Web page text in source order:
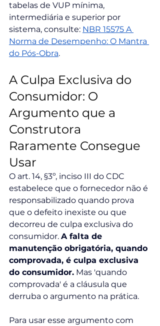
tabelas de VUP mínima,
intermediária e superior por
sistema, consulte: NBR 15575 A
Norma de Desempenho: O Mantra
do Pós-Obra.
A Culpa Exclusiva do
Consumidor: O
Argumento que a
Construtora
Raramente Consegue
Usar
O art. 14, §3º, inciso III do CDC
estabelece que o fornecedor não é
responsabilizado quando prova
que o defeito inexiste ou que
decorreu de culpa exclusiva do
consumidor. A falta de
manutenção obrigatória, quando
comprovada, é culpa exclusiva
do consumidor. Mas 'quando
comprovada' é a cláusula que
derruba o argumento na prática.
Para usar esse argumento com